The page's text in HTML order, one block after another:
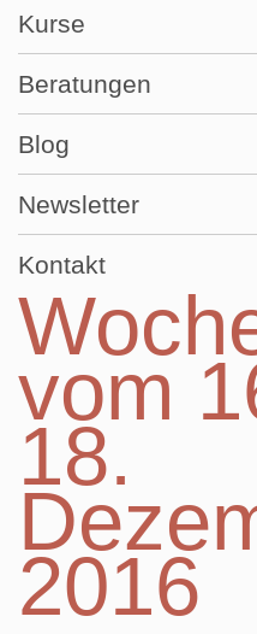
Kurse
Beratungen
Blog
Newsletter
Kontakt
vom
18.
2016